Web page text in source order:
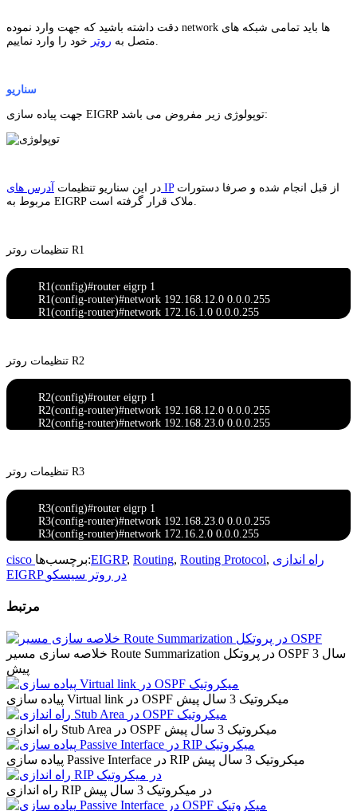
دقت داشته باشید که جهت وارد نموده network ها باید تمامی شبکه های
متصل به روتر
سناریو
جهت پیاده سازی EIGRP توپولوژی زیر مفروض می باشد:
در این سناریو تنظیمات آدرس های IPاز قبل انجام شده و صرفا دستورات
تنظیمات روتر R1
R1(config)#router eigrp 1
R1(config-router)#network 192.168.12.0 0.0.0.255
R1(config-router)#network 172.16.1.0 0.0.0.255
تنظیمات روتر R2
R2(config)#router eigrp 1
R2(config-router)#network 192.168.12.0 0.0.0.255
R2(config-router)#network 192.168.23.0 0.0.0.255
تنظیمات روتر R3
R3(config)#router eigrp 1
R3(config-router)#network 192.168.23.0 0.0.0.255
R3(config-router)#network 172.16.2.0 0.0.0.255
cisco برچسب‌ها:EIGRP, Routing, Routing Protocol, راه اندازی
EIGRP در روتر سیسکو
مرتبط
خلاصه سازی مسیر Route Summarization در پروتکل OSPF 3 سال
پیش
پیاده سازی Virtual link در OSPF میکروتیک 3 سال پیش
راه اندازی Stub Area در OSPF میکروتیک 3 سال پیش
پیاده سازی Passive Interface در RIP میکروتیک 3 سال پیش
راه اندازی RIP در میکروتیک 3 سال پیش